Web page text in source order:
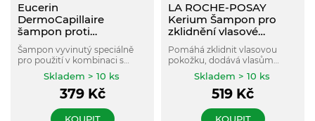
Eucerin
DermoCapillaire
šampon proti
vypadávání vlasů 250 ml
Šampon vyvinutý speciálně
pro použití v kombinaci s
Eucerin DermoCapillaire
Tonikem proti vypadávání
vlasů posiluje vlasové kořínky
energetické zásobování.
Skladem > 10 ks
379Kč
LA ROCHE-POSAY
Kerium Šampon pro
zklidnění vlasové
pokožky, jemný 400 ml
Pomáhá zklidnit vlasovou
pokožku, dodává vlasům
lehkost, hebkost a lesk. Chrání
vlasy i v případě tvrdé vody.
Skladem > 10 ks
519 Kč